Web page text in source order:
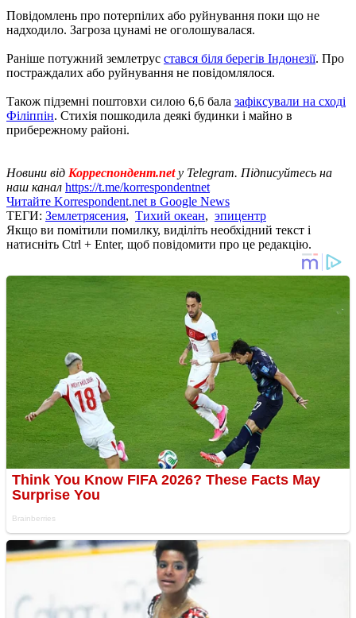
Повідомлень про потерпілих або руйнування поки що не
надходило. Загроза цунамі не оголошувалася.
Раніше потужний землетрус стався біля берегів Індонезії. Про
постраждалих або руйнування не повідомлялося.
Також підземні поштовхи силою 6,6 бала зафіксували на сході
Філіппін. Стихія пошкодила деякі будинки і майно в
прибережному районі.
Новини від Корреспондент.net у Telegram. Підписуйтесь на
наш канал https://t.me/korrespondentnet
Читайте Korrespondent.net в Google News
ТЕГИ: Землетрясения, Тихий океан, эпицентр
Якщо ви помітили помилку, виділіть необхідний текст і
натисніть Ctrl + Enter, щоб повідомити про це редакцію.